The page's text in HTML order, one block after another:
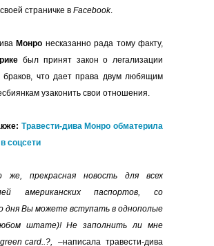
страничке в Facebook.
Монро несказанно рада тому факту,
был принят закон о легализации
браков, что дает права двум любящим
узаконить свои отношения.
Травести-дива Монро обматерила
соцсети
прекрасная новость для всех
американских паспортов, со
дня Вы можете вступать в однополые
штате)! Не заполнить ли мне
card..?,
–написала травести-дива